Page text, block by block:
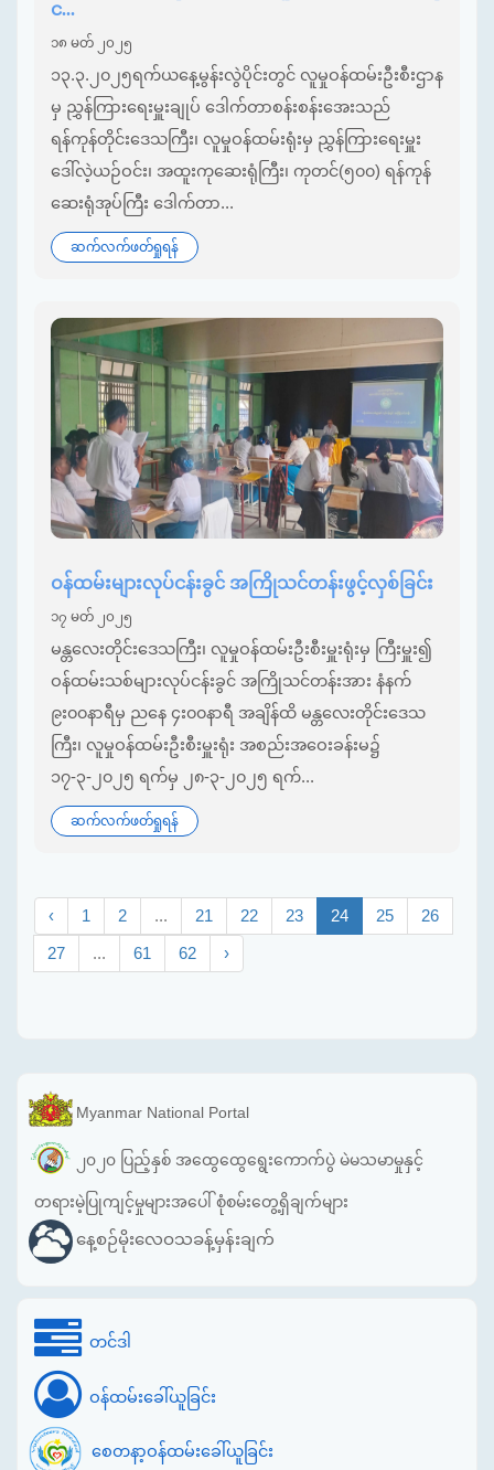
င...
၁၈ မတ် ၂၀၂၅
၁၃.၃.၂၀၂၅ရက်ယနေ့မွန်းလွဲပိုင်းတွင် လူမှုဝန်ထမ်းဦးစီးဌာန
မှ ညွှန်ကြားရေးမှူးချုပ် ဒေါက်တာစန်းစန်းအေးသည်
ရန်ကုန်တိုင်းဒေသကြီး၊ လူမှုဝန်ထမ်းရုံးမှ ညွှန်ကြားရေးမှူး
ဒေါ်လဲ့ယဉ်ဝင်း၊ အထူးကုဆေးရုံကြီး၊ ကုတင်(၅၀၀) ရန်ကုန်
ဆေးရုံအုပ်ကြီး ဒေါက်တာ...
ဆက်လက်ဖတ်ရှုရန်
ဝန်ထမ်းများလုပ်ငန်းခွင် အကြိုသင်တန်းဖွင့်လှစ်ခြင်း
၁၇ မတ် ၂၀၂၅
မန္တလေးတိုင်းဒေသကြီး၊ လူမှုဝန်ထမ်းဦးစီးမှူးရုံးမှ ကြီးမှူး၍
ဝန်ထမ်းသစ်များလုပ်ငန်းခွင် အကြိုသင်တန်းအား နံနက်
၉း၀၀နာရီမှ ညနေ ၄း၀၀နာရီ အချိန်ထိ မန္တလေးတိုင်းဒေသ
ကြီး၊ လူမှုဝန်ထမ်းဦးစီးမှူးရုံး အစည်းအဝေးခန်းမ၌
၁၇-၃-၂၀၂၅ ရက်မှ ၂၈-၃-၂၀၂၅ ရက်...
ဆက်လက်ဖတ်ရှုရန်
‹ 1 2 ... 21 22 23 24 25 26
27 ... 61 62 ›
Myanmar National Portal
၂၀၂၀ ပြည့်နှစ် အထွေထွေရွေးကောက်ပွဲ မဲမသမာမှုနှင့်
တရားမဲ့ပြုကျင့်မှုများအပေါ် စုံစမ်းတွေ့ရှိချက်များ
နေ့စဉ်မိုးလေဝသခန့်မှန်းချက်
တင်ဒါ
ဝန်ထမ်းခေါ်ယူခြင်း
စေတနာ့ဝန်ထမ်းခေါ်ယူခြင်း